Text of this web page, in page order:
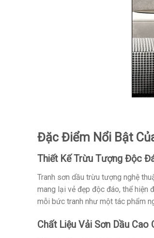
Đặc Điểm Nổi Bật
Thiết Kế Trừu Tượng Độc
Tranh sơn dầu trừu tượng nghệ
mang lại vẻ đẹp độc đáo, thể
mỗi bức tranh như một tác phẩm
Chất Liệu Vải Sơn Dầu Cao